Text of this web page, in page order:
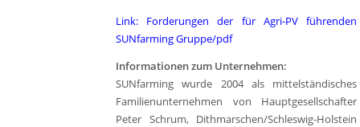
Link: Forderungen der für Agri-PV führenden
SUNfarming Gruppe/pdf
Informationen zum Unternehmen:
SUNfarming wurde 2004 als mittelständisches
Familienunternehmen von Hauptgesellschafter
Peter Schrum, Dithmarschen/Schleswig-Holstein